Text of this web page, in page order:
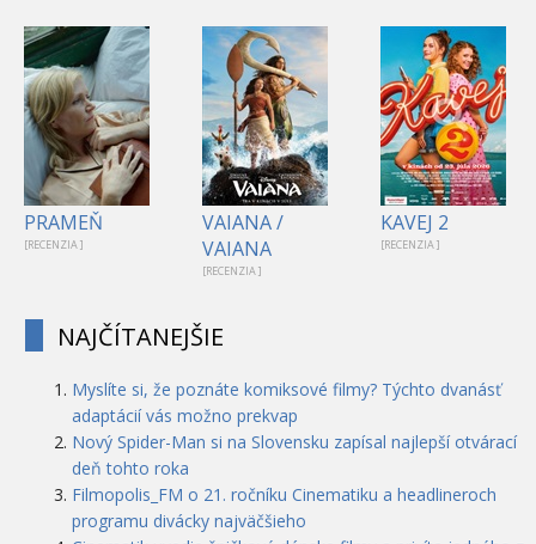
PRAMEŇ
[RECENZIA ]
VAIANA /
VAIANA
[RECENZIA ]
KAVEJ 2
[RECENZIA ]
NAJČÍTANEJŠIE
Myslíte si, že poznáte komiksové filmy? Týchto dvanásť
adaptácií vás možno prekvap
Nový Spider-Man si na Slovensku zapísal najlepší otvárací
deň tohto roka
Filmopolis_FM o 21. ročníku Cinematiku a headlineroch
programu divácky najväčšieho